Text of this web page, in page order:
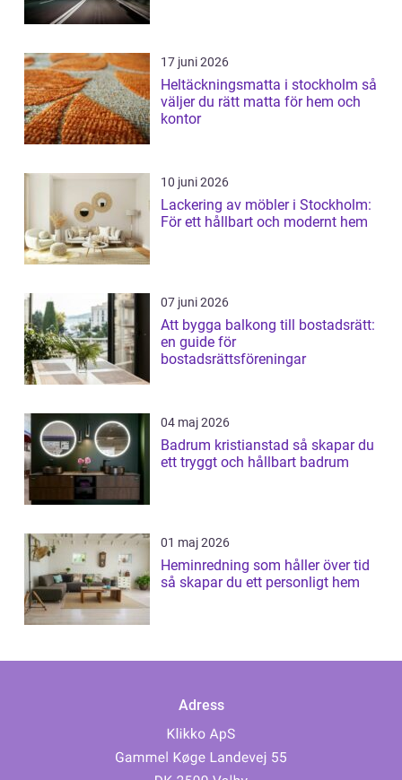
17 juni 2026
Heltäckningsmatta i stockholm så
väljer du rätt matta för hem och
kontor
10 juni 2026
Lackering av möbler i Stockholm:
För ett hållbart och modernt hem
07 juni 2026
Att bygga balkong till bostadsrätt:
en guide för
bostadsrättsföreningar
04 maj 2026
Badrum kristianstad så skapar du
ett tryggt och hållbart badrum
01 maj 2026
Heminredning som håller över tid
så skapar du ett personligt hem
Adress